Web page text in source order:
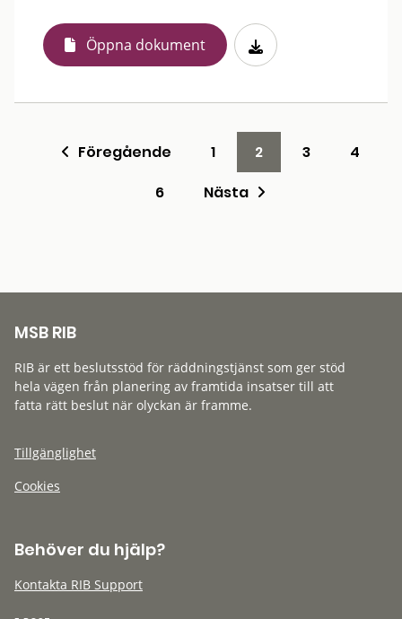
Öppna dokument
Föregående 1 2 3
4
6
Nästa
MSB RIB
RIB är ett beslutsstöd för räddningstjänst som ger stöd
hela vägen från planering av framtida insatser till att
fatta rätt beslut när olyckan är framme.
Tillgänglighet
Cookies
Behöver du hjälp?
Kontakta RIB Support